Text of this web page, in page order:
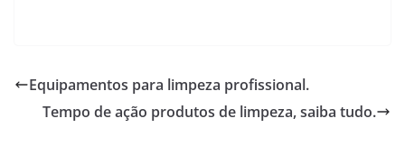
Equipamentos para limpeza profissional.
Tempo de ação produtos de limpeza, saiba tudo.